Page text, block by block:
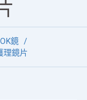
鏡
理鏡片